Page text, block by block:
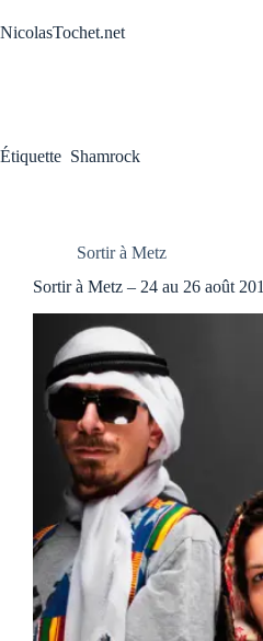
au
NicolasTochet.net
Étiquette Shamrock
Sortir à Metz
Sortir à Metz – 24 au 26 août